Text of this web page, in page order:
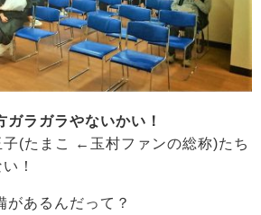
ラガラやないかい！
子(たまこ ←玉村ファンの総称)たち
！
があるんだって？